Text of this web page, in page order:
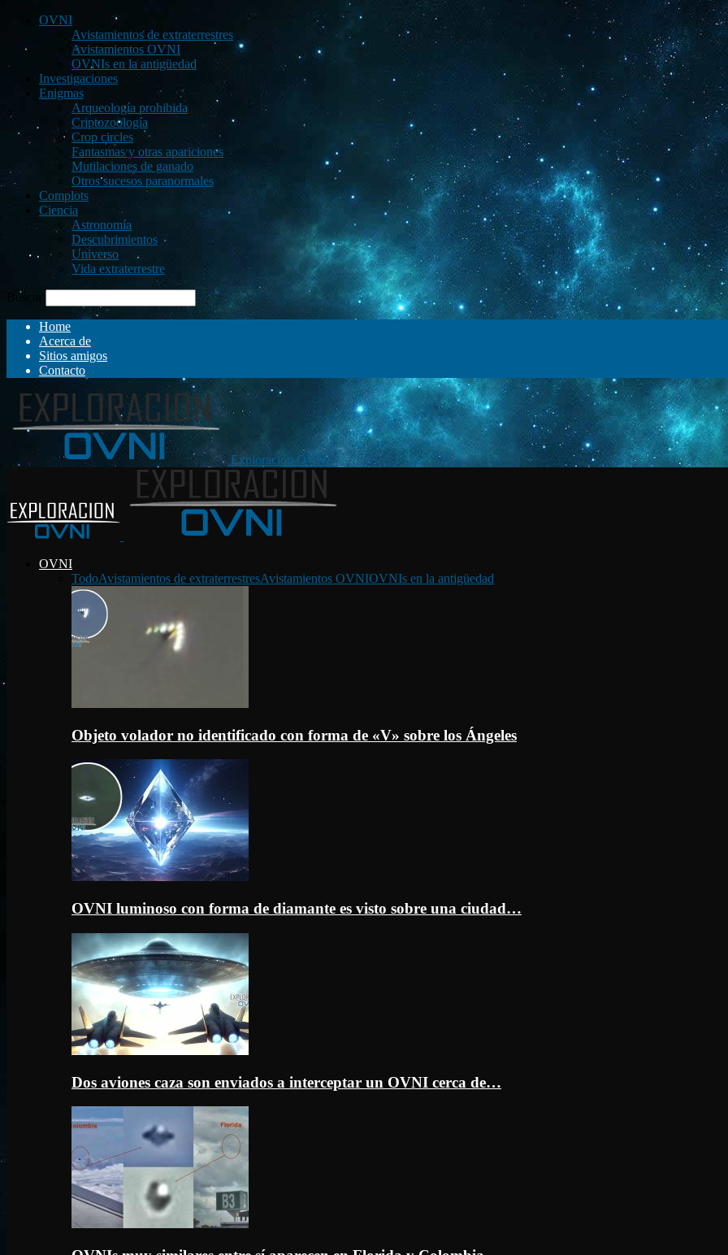
OVNI
Avistamientos de extraterrestres
Avistamientos OVNI
OVNIs en la antigüedad
Investigaciones
Enigmas
Arqueología prohibida
Criptozoología
Crop circles
Fantasmas y otras apariciones
Mutilaciones de ganado
Otros sucesos paranormales
Complots
Ciencia
Astronomía
Descubrimientos
Universo
Vida extraterrestre
Buscar
Home
Acerca de
Sitios amigos
Contacto
Exploración OVNI
OVNI
TodoAvistamientos de extraterrestresAvistamientos OVNIOVNIs en la antigüedad
Objeto volador no identificado con forma de «V» sobre los Ángeles
OVNI luminoso con forma de diamante es visto sobre una ciudad…
Dos aviones caza son enviados a interceptar un OVNI cerca de…